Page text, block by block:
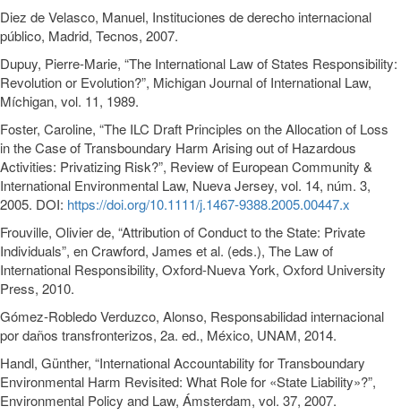
Diez de Velasco, Manuel, Instituciones de derecho internacional
público, Madrid, Tecnos, 2007.
Dupuy, Pierre-Marie, “The International Law of States Responsibility:
Revolution or Evolution?”, Michigan Journal of International Law,
Míchigan, vol. 11, 1989.
Foster, Caroline, “The ILC Draft Principles on the Allocation of Loss
in the Case of Transboundary Harm Arising out of Hazardous
Activities: Privatizing Risk?”, Review of European Community &
International Environmental Law, Nueva Jersey, vol. 14, núm. 3,
2005. DOI: https://doi.org/10.1111/j.1467-9388.2005.00447.x
Frouville, Olivier de, “Attribution of Conduct to the State: Private
Individuals”, en Crawford, James et al. (eds.), The Law of
International Responsibility, Oxford-Nueva York, Oxford University
Press, 2010.
Gómez-Robledo Verduzco, Alonso, Responsabilidad internacional
por daños transfronterizos, 2a. ed., México, UNAM, 2014.
Handl, Günther, “International Accountability for Transboundary
Environmental Harm Revisited: What Role for «State Liability»?”,
Environmental Policy and Law, Ámsterdam, vol. 37, 2007.